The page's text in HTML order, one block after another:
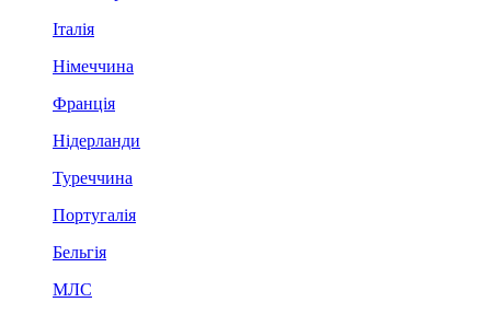
Італія
Німеччина
Франція
Нідерланди
Туреччина
Португалія
Бельгія
МЛС